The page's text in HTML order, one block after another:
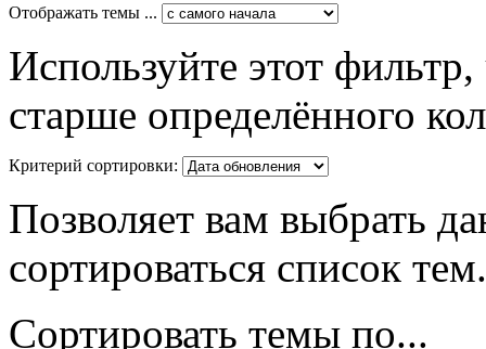
Отображать темы ...
Используйте этот
старше определённого
Критерий сортировки:
Позволяет вам выбрать
сортироваться список тем.
Сортировать темы по...